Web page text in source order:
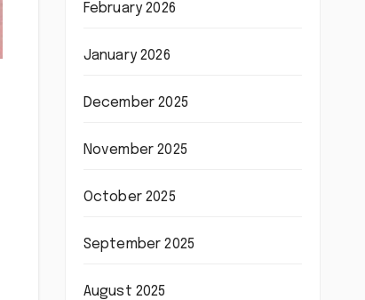
February 2026
January 2026
December 2025
November 2025
October 2025
September 2025
August 2025